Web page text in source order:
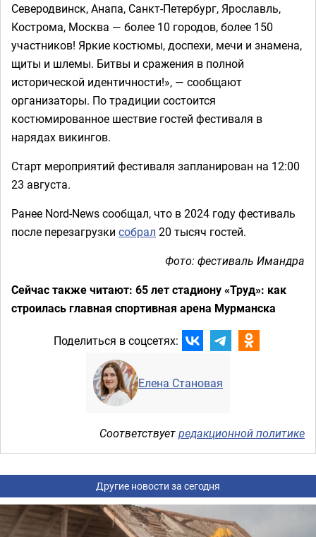
Северодвинск, Анапа, Санкт-Петербург, Ярославль,
Кострома, Москва — более 10 городов, более 150
участников! Яркие костюмы, доспехи, мечи и знамена,
щиты и шлемы. Битвы и сражения в полной
исторической идентичности!», — сообщают
организаторы. По традиции состоится
костюмированное шествие гостей фестиваля в
нарядах викингов.
Старт мероприятий фестиваля запланирован на 12:00
23 августа.
Ранее Nord-News сообщал, что в 2024 году фестиваль
после перезагрузки собрал 20 тысяч гостей.
Фото: фестиваль Имандра
Сейчас также читают: 65 лет стадиону «Труд»: как
строилась главная спортивная арена Мурманска
Поделиться в соцсетях:
Елена Становая
Соответствуетредакционной политике
Другие новости за сегодня